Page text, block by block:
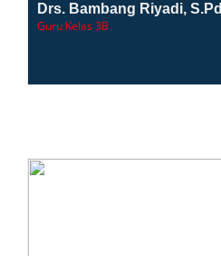
Drs. Bambang Riyadi, S.Pd
Guru Kelas 3B